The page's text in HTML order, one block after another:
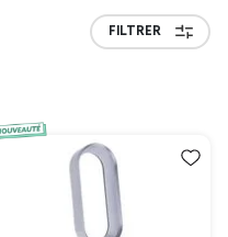
FILTRER